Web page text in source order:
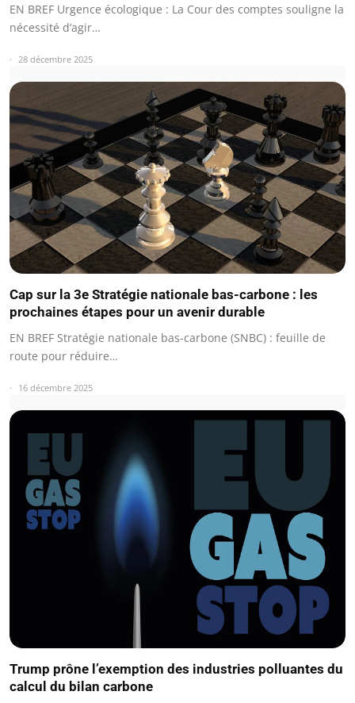
EN BREF Urgence écologique : La Cour des comptes souligne la
nécessité d’agir…
28 décembre 2025
Cap sur la 3e Stratégie nationale bas-carbone : les
prochaines étapes pour un avenir durable
EN BREF Stratégie nationale bas-carbone (SNBC) : feuille de
route pour réduire…
16 décembre 2025
Trump prône l’exemption des industries polluantes du
calcul du bilan carbone